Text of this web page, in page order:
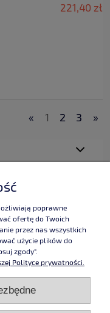
221,40 zł
« 1 2 3 »
plików cookies.
prywatności
poprawne
ofertę do Twoich
przez nas wszystkich
użycie plików do
zgody".
Polityce prywatności.